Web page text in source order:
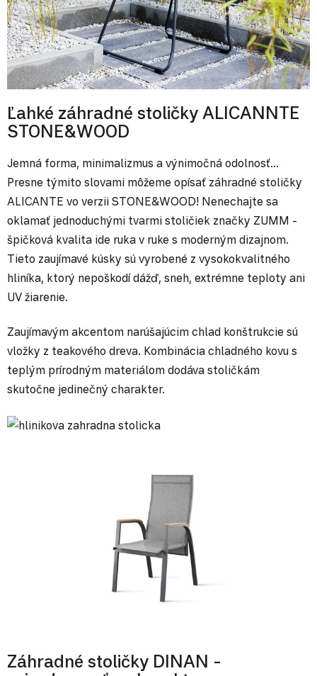
Ľahké záhradné stoličky ALICANNTE
STONE&WOOD
Jemná forma, minimalizmus a výnimočná odolnosť...
Presne týmito slovami môžeme opísať záhradné stoličky
ALICANTE vo verzii STONE&WOOD! Nenechajte sa
oklamať jednoduchými tvarmi stoličiek značky ZUMM -
špičková kvalita ide ruka v ruke s moderným dizajnom.
Tieto zaujímavé kúsky sú vyrobené z vysokokvalitného
hliníka, ktorý nepoškodí dážď, sneh, extrémne teploty ani
UV žiarenie.
Zaujímavým akcentom narúšajúcim chlad konštrukcie sú
vložky z teakového dreva. Kombinácia chladného kovu s
teplým prírodným materiálom dodáva stoličkám
skutočne jedinečný charakter.
Záhradné stoličky DINAN -